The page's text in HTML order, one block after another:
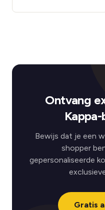
Ontvang
Bewijs dat je een
shopper
gepersonaliseerde
Gratis